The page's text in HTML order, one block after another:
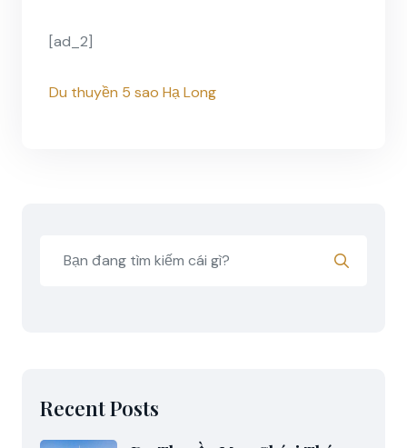
[ad_2]
Du thuyền 5 sao Hạ Long
Recent Posts